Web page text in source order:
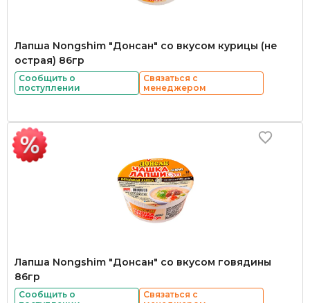
Лапша Nongshim "Донсан" со вкусом курицы (не
острая) 86гр
Сообщить о
поступлении
Связаться с
менеджером
Лапша Nongshim "Донсан" со вкусом говядины
86гр
Сообщить о
Связаться с